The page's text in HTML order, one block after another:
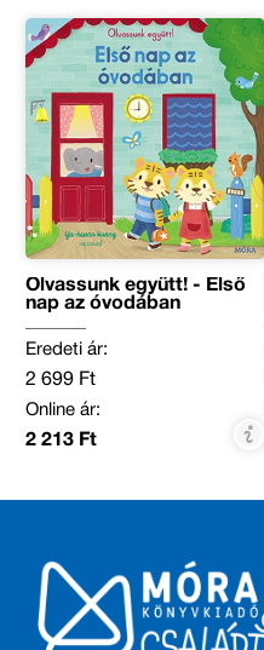
Olvassunk együtt! - Első
nap az óvodában
Eredeti ár:
2 699 Ft
Online ár:
2 213 Ft